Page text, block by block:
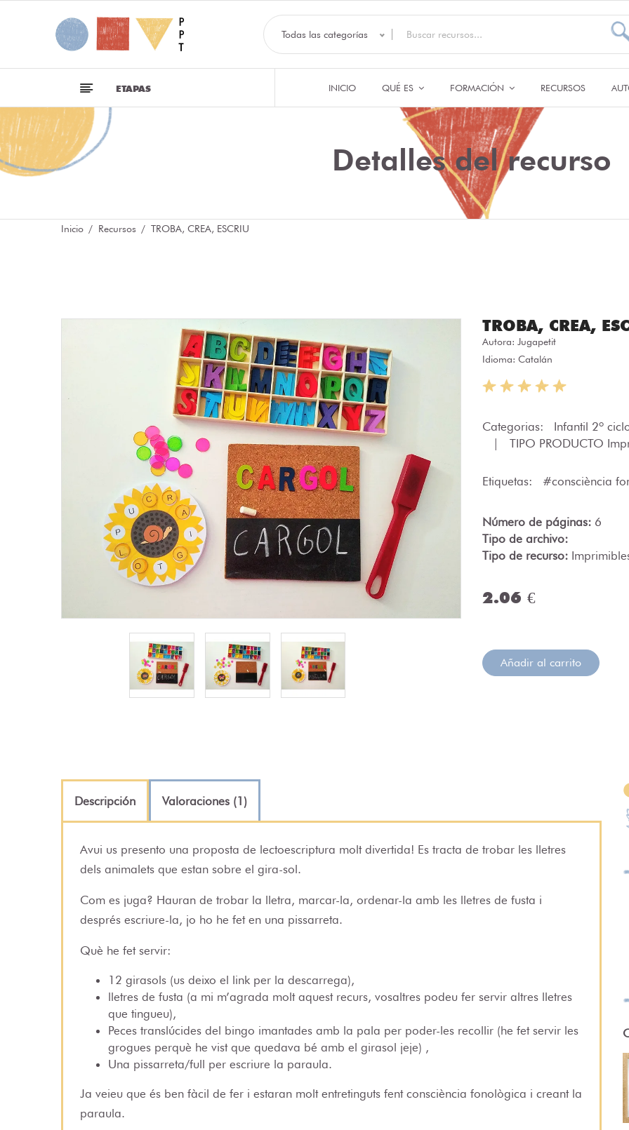
Todas las categorías
ETAPAS INICIO QUÉ ES FORMACIÓN RECURSOS
Detalles del recurso
Inicio Recursos TROBA, CREA, ESCRIU
TROBA, CREA,
Autora: Jugapetit
Idioma: Catalán
Categorias: Infantil 2º
TIPO PRODUCTO
Etiquetas: #consciència
Número de páginas: 6
Tipo de archivo:
Tipo de recurso:
2.06 €
Añadir al carrito
Descripción Valoraciones (1)
Avui us presento una proposta de lectoescriptura molt divertida! Es tracta de trobar les lletres
dels animalets que estan sobre el gira-sol.
Com es juga? Hauran de trobar la lletra, marcar-la, ordenar-la amb les lletres de fusta i
després escriure-la, jo ho he fet en una pissarreta.
Què he fet servir:
12 girasols (us deixo el link per la descarrega),
lletres de fusta (a mi m’agrada molt aquest recurs, vosaltres podeu fer servir altres lletres
que tingueu),
Peces translúcides del bingo imantades amb la pala per poder-les recollir (he fet servir les
grogues perquè he vist que quedava bé amb el girasol jeje) ,
Una pissarreta/full per escriure la paraula.
Ja veieu que és ben fàcil de fer i estaran molt entretinguts fent consciència fonològica i creant la
paraula.